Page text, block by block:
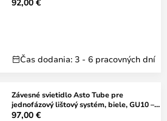
Čas dodania: 3 - 6 pracovných dní
Závesné svietidlo Asto Tube pre
jednofázový lištový systém, biele, GU10 –
SLV
97,00 €